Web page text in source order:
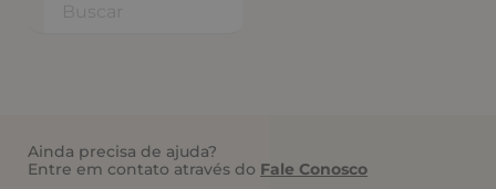
Ainda precisa de ajuda?
Entre em contato através do Fale Conosco